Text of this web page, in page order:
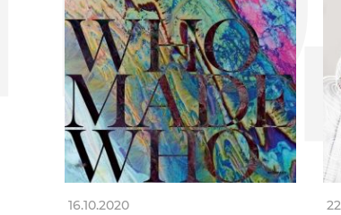
16.10.2020